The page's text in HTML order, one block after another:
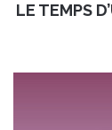
LE TEMPS